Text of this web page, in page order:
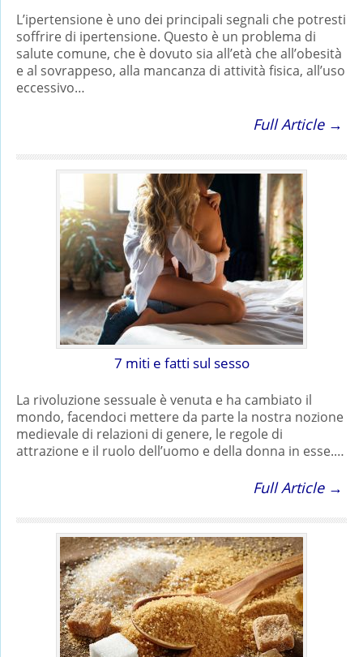
L’ipertensione è uno dei principali segnali che potresti
soffrire di ipertensione. Questo è un problema di
salute comune, che è dovuto sia all’età che all’obesità
e al sovrappeso, alla mancanza di attività fisica, all’uso
eccessivo…
Full Article →
7 miti e fatti sul sesso
La rivoluzione sessuale è venuta e ha cambiato il
mondo, facendoci mettere da parte la nostra nozione
medievale di relazioni di genere, le regole di
attrazione e il ruolo dell’uomo e della donna in esse.…
Full Article →